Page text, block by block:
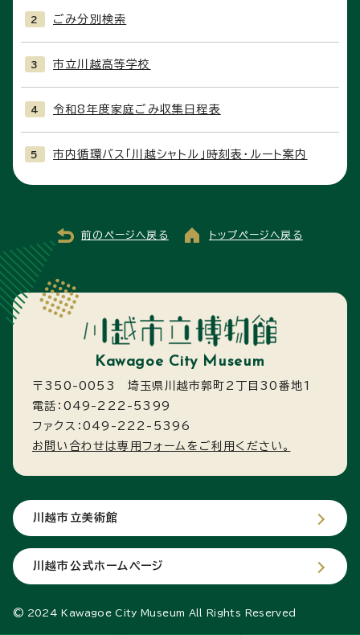
ごみ分別検索
市立川越高等学校
令和8年度家庭ごみ収集日程表
市内循環バス「川越シャトル」時刻表・ルート案内
前のページへ戻る トップページへ戻る
Kawagoe City Museum
〒350-0053 埼玉県川越市郭町2丁目30番地1
電話：049-222-5399
ファクス：049-222-5396
お問い合わせは専用フォームをご利用ください。
川越市立美術館
川越市公式ホームページ
© 2024 Kawagoe City Museum All Rights Reserved